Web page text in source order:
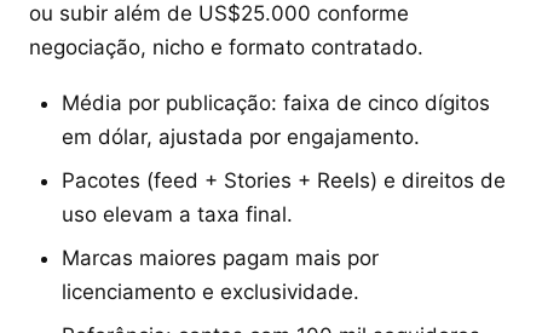
ou subir além de US$25.000 conforme
negociação, nicho e formato contratado.
Média por publicação: faixa de cinco dígitos
em dólar, ajustada por engajamento.
Pacotes (feed + Stories + Reels) e direitos de
uso elevam a taxa final.
Marcas maiores pagam mais por
licenciamento e exclusividade.